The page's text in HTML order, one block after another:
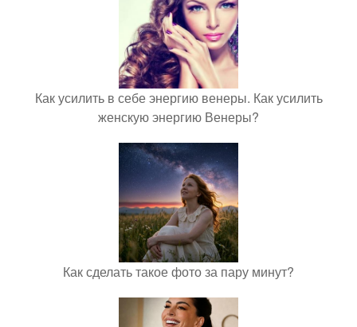
Как усилить в себе энергию венеры. Как усилить
женскую энергию Венеры?
Как сделать такое фото за пару минут?